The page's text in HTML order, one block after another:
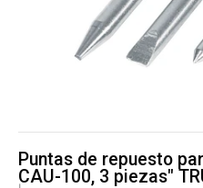
Puntas de repuesto
CAU-100, 3 piezas"